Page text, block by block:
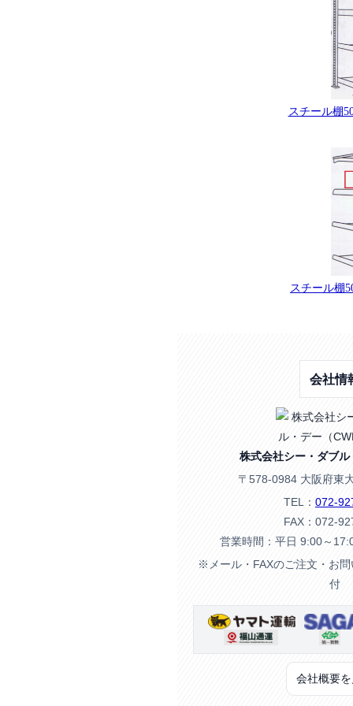
スチール棚
スチール棚
会社情
株式会社シー・ダブ
〒578-0984 大阪府東
TEL： 072-
FAX：072-
営業時間：平日 9:00～
※メール・FAXのご注文・お
付
会社概要